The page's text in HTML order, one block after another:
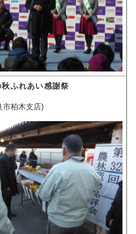
ふれあい感謝祭
市柏木支店)